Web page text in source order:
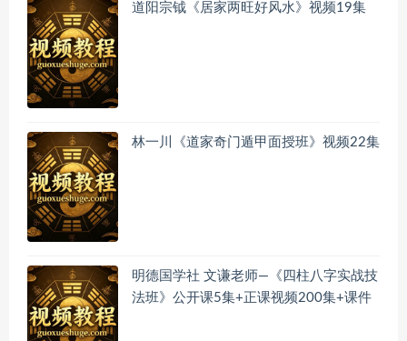
道阳宗钺《居家两旺好风水》视频19集
林一川《道家奇门遁甲面授班》视频22集
明德国学社 文谦老师—《四柱八字实战技
法班》公开课5集+正课视频200集+课件